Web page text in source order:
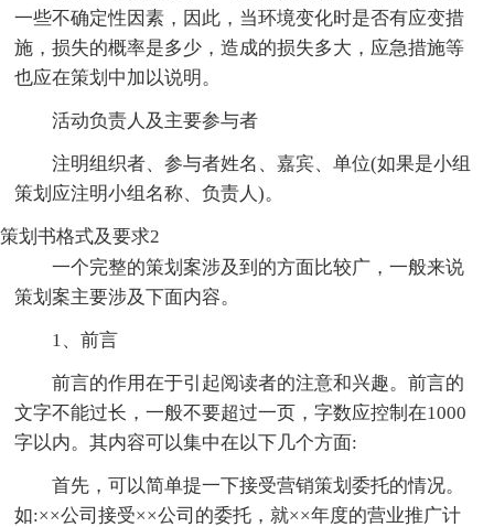
一些不确定性因素，因此，当环境变化时是否有应变措
施，损失的概率是多少，造成的损失多大，应急措施等
也应在策划中加以说明。
活动负责人及主要参与者
注明组织者、参与者姓名、嘉宾、单位(如果是小组
策划应注明小组名称、负责人)。
策划书格式及要求2
一个完整的策划案涉及到的方面比较广，一般来说
策划案主要涉及下面内容。
1、前言
前言的作用在于引起阅读者的注意和兴趣。前言的
文字不能过长，一般不要超过一页，字数应控制在1000
字以内。其内容可以集中在以下几个方面:
首先，可以简单提一下接受营销策划委托的情况。
如:××公司接受××公司的委托，就××年度的营业推广计